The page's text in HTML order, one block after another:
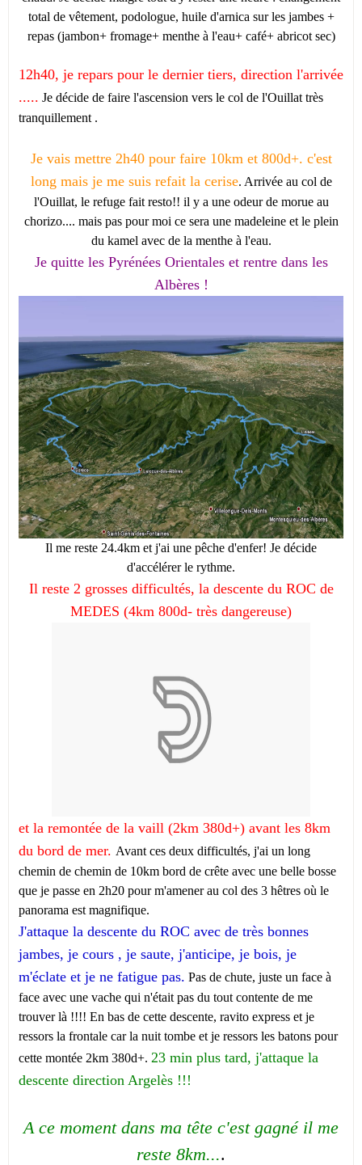
total de vêtement, podologue, huile d'arnica sur les jambes +
repas (jambon+ fromage+ menthe à l'eau+ café+ abricot sec)
12h40, je repars pour le dernier tiers, direction l'arrivée
..... Je décide de faire l'ascension vers le col de l'Ouillat très
tranquillement .
Je vais mettre 2h40 pour faire 10km et 800d+. c'est
long mais je me suis refait la cerise. Arrivée au col de
l'Ouillat, le refuge fait resto!! il y a une odeur de morue au
chorizo.... mais pas pour moi ce sera une madeleine et le plein
du kamel avec de la menthe à l'eau.
Je quitte les Pyrénées Orientales et rentre dans les
Albères !
Il me reste 24.4km et j'ai une pêche d'enfer! Je décide
d'accélérer le rythme.
Il reste 2 grosses difficultés, la descente du ROC de
MEDES (4km 800d- très dangereuse)
et la remontée de la vaill (2km 380d+) avant les 8km
du bord de mer. Avant ces deux difficultés, j'ai un long
chemin de chemin de 10km bord de crête avec une belle bosse
que je passe en 2h20 pour m'amener au col des 3 hêtres où le
panorama est magnifique.
J'attaque la descente du ROC avec de très bonnes
jambes, je cours , je saute, j'anticipe, je bois, je
m'éclate et je ne fatigue pas. Pas de chute, juste un face à
face avec une vache qui n'était pas du tout contente de me
trouver là !!!! En bas de cette descente, ravito express et je
ressors la frontale car la nuit tombe et je ressors les batons pour
cette montée 2km 380d+. 23 min plus tard, j'attaque la
descente direction Argelès !!!
A ce moment dans ma tête c'est gagné il me
reste 8km....